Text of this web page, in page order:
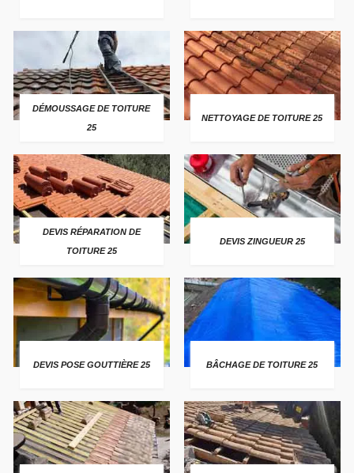
DÉMOUSSAGE DE TOITURE
25
NETTOYAGE DE TOITURE 25
DEVIS RÉPARATION DE
TOITURE 25
DEVIS ZINGUEUR 25
DEVIS POSE GOUTTIÈRE 25 BÂCHAGE DE TOITURE 25